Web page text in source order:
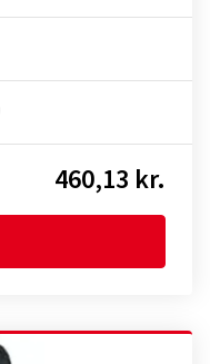
460,13 kr.